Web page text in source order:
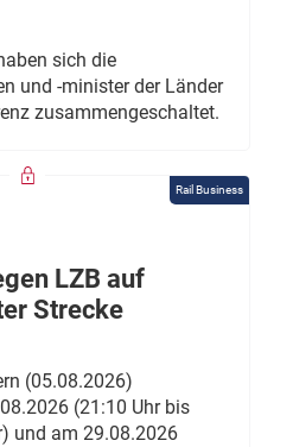
sich die
und -minister der Länder
zusammengeschaltet.
Rail Business
LZB auf
Strecke
(05.08.2026)
(21:10 Uhr bis
und am 29.08.2026